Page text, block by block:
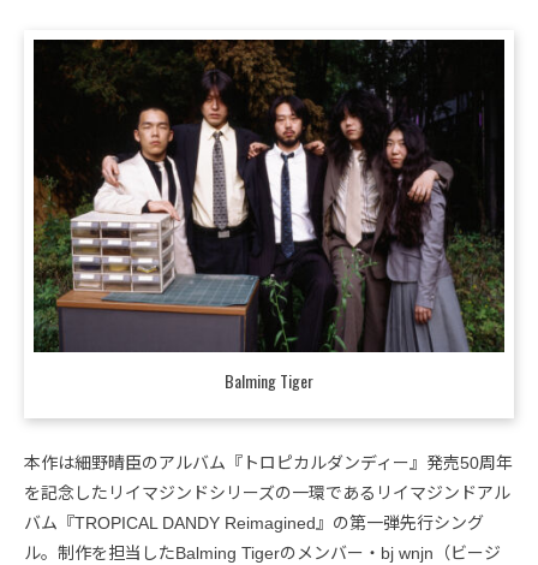
Balming Tiger
本作は細野晴臣のアルバム『トロピカルダンディー』発売50周年
を記念したリイマジンドシリーズの一環であるリイマジンドアル
バム『TROPICAL DANDY Reimagined』の第一弾先行シング
ル。制作を担当したBalming Tigerのメンバー・bj wnjn（ビージ